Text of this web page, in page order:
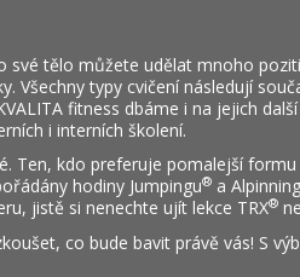
své tělo můžete udělat mnoho
Všechny typy cvičení následují
fitness dbáme i na jejich
i interních školení.
Ten, kdo preferuje pomalejší
hodiny Jumpingu® a
jistě si nenechte ujít lekce TRX®
co bude bavit právě vás! S